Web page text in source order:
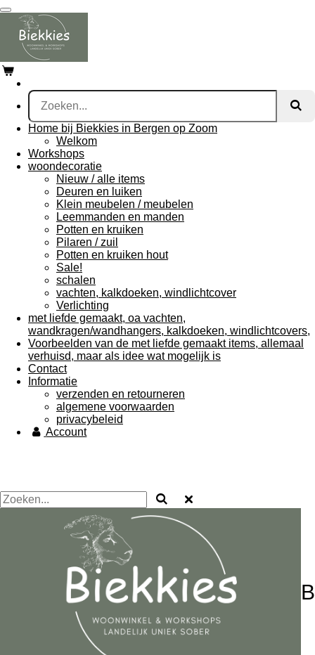
Ga
direct
naar
hoofdinhoud
Home bij Biekkies in Bergen op Zoom
Welkom
Workshops
woondecoratie
Nieuw / alle items
Deuren en luiken
Klein meubelen / meubelen
Leemmanden en manden
Potten en kruiken
Pilaren / zuil
Potten en kruiken hout
Sale!
schalen
vachten, kalkdoeken, windlichtcover
Verlichting
met liefde gemaakt, oa vachten,
wandkragen/wandhangers, kalkdoeken, windlichtcovers,
Voorbeelden van de met liefde gemaakt items, allemaal
verhuisd, maar als idee wat mogelijk is
Contact
Informatie
verzenden en retourneren
algemene voorwaarden
privacybeleid
Account
B